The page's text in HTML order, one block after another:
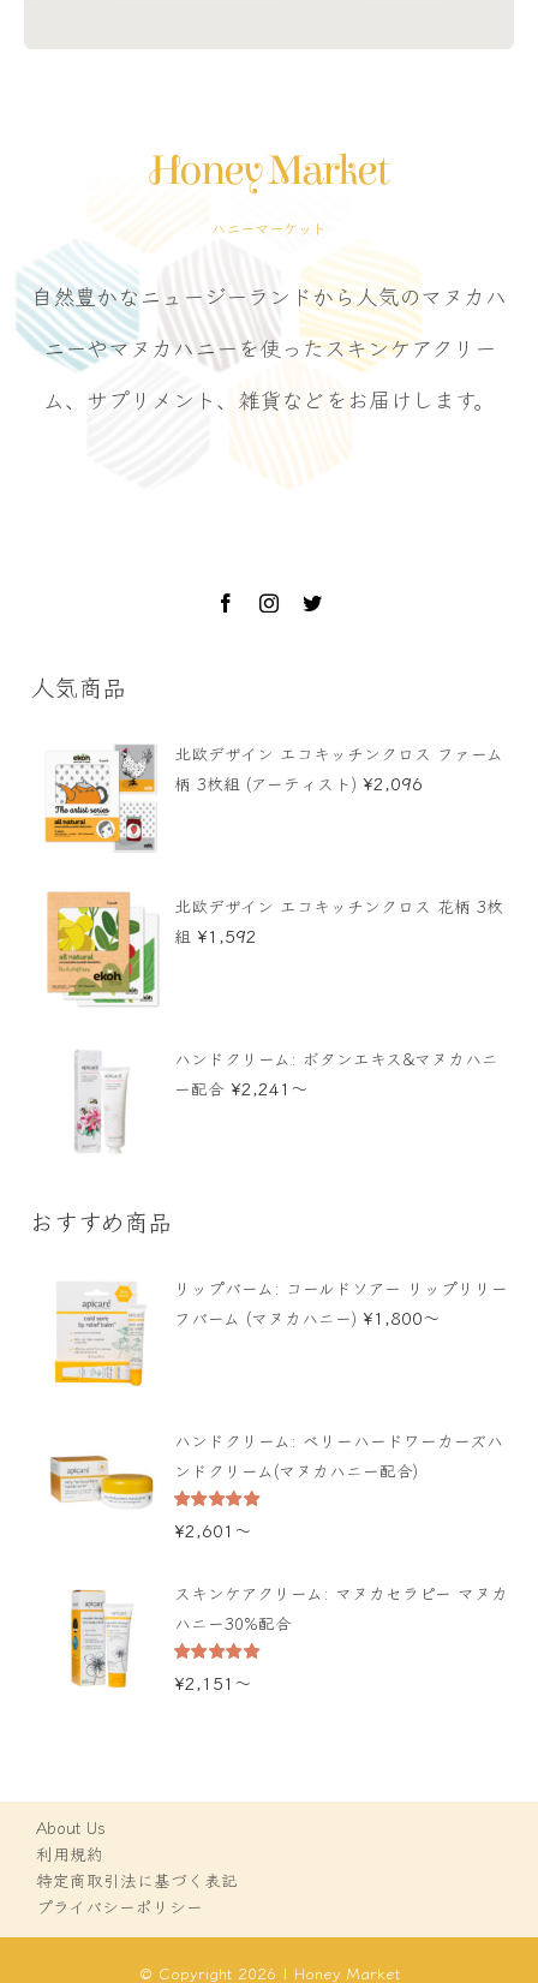
Honey Market
ハニーマーケット
自然豊かなニュージーランドから人気のマヌカハ
ニーやマヌカハニーを使ったスキンケアクリー
ム、サプリメント、雑貨などをお届けします。
人気商品
北欧デザイン エコキッチンクロス ファーム
柄 3枚組 (アーティスト) ¥2,096
北欧デザイン エコキッチンクロス 花柄 3枚
組 ¥1,592
ハンドクリーム: ボタンエキス&マヌカハニ
ー配合 ¥2,241 〜
おすすめ商品
リップバーム: コールドソアー リップリリー
フバーム (マヌカハニー) ¥1,800〜
ハンドクリーム: ベリーハードワーカーズハ
ンドクリーム(マヌカハニー配合)
5段階中
5.00の評価
¥2,601 〜
スキンケアクリーム: マヌカセラピー マヌカ
ハニー30%配合
5段階中
5.00 の評価
¥2,151 〜
About Us
利用規約
特定商取引法に基づく表記
プライバシーポリシー
© Copyright 2026 | Honey Market